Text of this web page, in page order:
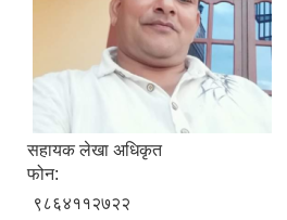
सहायक लेखा अधिकृत
फोन:
९८६४११२७२२